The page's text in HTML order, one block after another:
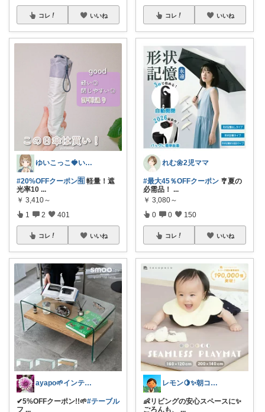
コレ いいね
ゆいこっこ🍓いつも感謝です*.
#20%OFFクーポン🈶 軽量！遮
光率10 ...
￥ 3,410～
1 2 401
コレ いいね
ayapo🌱インテリア&雑貨
✔︎5%OFFクーポン!!🌱#テーブル
フ ...
コレ いいね
れむ🌼2児ママ
#最大45％OFFクーポン 🎐夏の
必需品！ ...
￥ 3,080～
0 0 150
コレ いいね
レモン🍋✨朝コレ5時
👶リビングの安心スペースに✨
ごろんも、
...